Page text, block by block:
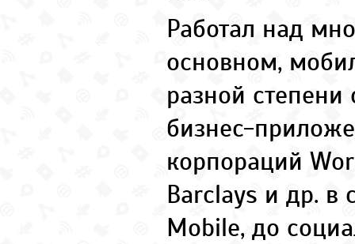
Работал над
основном,
разной степени
бизнес-
корпораций
Barclays и др. в
Mobile, до